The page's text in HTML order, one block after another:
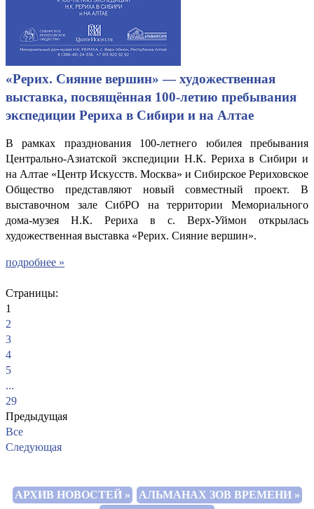
«Рерих. Сияние вершин» — художественная
выставка, посвящённая 100-летию пребывания
экспедиции Рериха в Сибири и на Алтае
В рамках празднования 100-летнего юбилея пребывания
Центрально-Азиатской экспедиции Н.К. Рериха в Сибири и
на Алтае «Центр Искусств. Москва» и Сибирское Рериховское
Общество представляют новый совместный проект. В
выставочном зале СибРО на территории Мемориального
дома-музея Н.К. Рериха в с. Верх-Уймон открылась
художественная выставка «Рерих. Сияние вершин».
подробнее »
Страницы:
1
2
3
4
5
...
29
Предыдущая
Все
Следующая
АРХИВ НОВОСТЕЙ »
АЛЬМАНАХ ЗОВ ВРЕМЕНИ »